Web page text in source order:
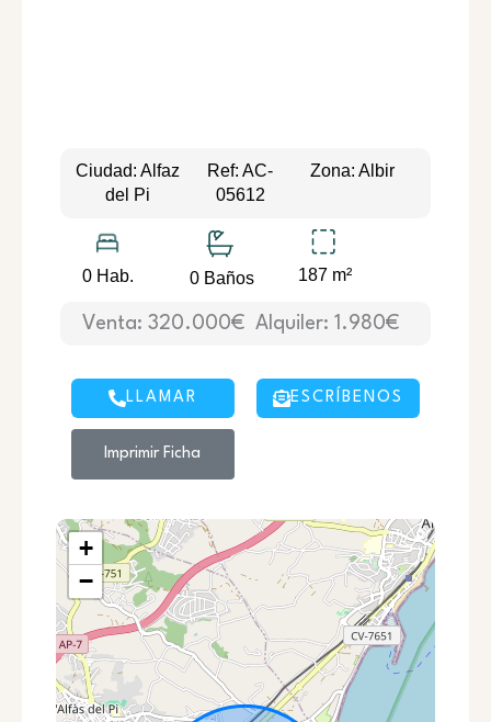
Ciudad: Alfaz
del Pi
Ref: AC-
05612
Zona: Albir
0 Hab. 0 Baños 187 m²
Venta: 320.000€ Alquiler: 1.980€
LLAMAR
Imprimir Ficha
ESCRÍBENOS
+
−